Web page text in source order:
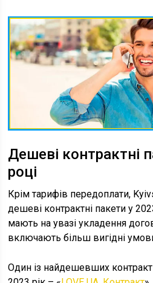
Дешеві контрактні
році
Крім тарифів передоплати,
дешеві контрактні пакети у
мають на увазі укладення
включають більш вигідні
Один із найдешевших